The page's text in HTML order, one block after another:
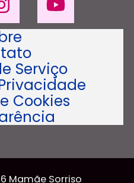
Serviço
Cookies
Mamãe Sorriso